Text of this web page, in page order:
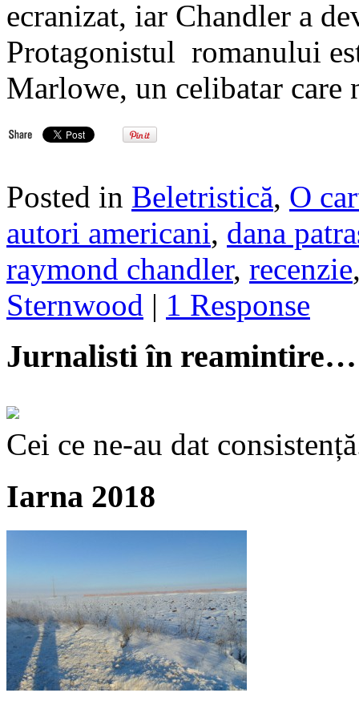
ecranizat, iar Chandler a
Protagonistul romanului
Marlowe, un celibatar
Posted in Beletristică, O
autori americani, dana
raymond chandler, recenzie
Sternwood | 1 Response
Jurnalisti în reamintire…
Cei ce ne-au dat
Iarna 2018